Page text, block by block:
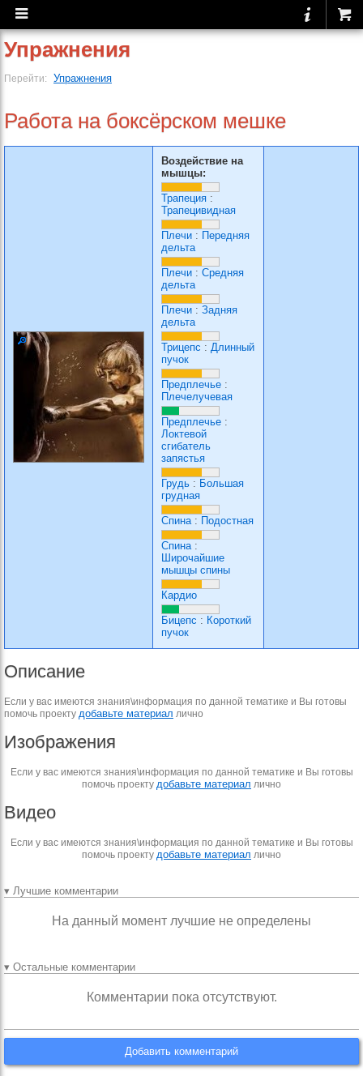
Упражнения
Перейти: Упражнения
Работа на боксёрском мешке
Воздействие на
мышцы:
Трапеция :
Трапецивидная
Плечи : Передняя
дельта
Плечи : Средняя
дельта
Плечи : Задняя
дельта
Трицепс : Длинный
пучок
Предплечье :
Плечелучевая
Предплечье :
Локтевой
сгибатель
запястья
Грудь : Большая
грудная
Спина: Подостная
Спина:
Широчайшие
мышцы спины
Кардио
Бицепс : Короткий
пучок
Описание
Если у вас имеются знания\информация по данной тематике и Вы готовы
помочь проекту добавьте материал лично
Изображения
Если у вас имеются знания\информация по данной тематике и Вы готовы
помочь проекту добавьте материал лично
Видео
Если у вас имеются знания\информация по данной тематике и Вы готовы
помочь проекту добавьте материал лично
▾ Лучшие комментарии
На данный момент лучшие не определены
▾ Остальные комментарии
Комментарии пока отсутствуют.
Добавить комментарий